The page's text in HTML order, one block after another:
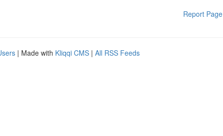
Report Page
| Made with Kliqqi CMS | All RSS Feeds